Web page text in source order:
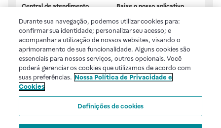
Central de atendimento
frequentes ou fale com a
gente.
Baixe o nosso aplicativo
benefícios exclusivos!
Uma empresa
Voltar ao topo
Durante sua navegação, podemos utilizar cookies para:
confirmar sua identidade; personalizar seu acesso; e
acompanhar a utilização de nossos websites, visando o
aprimoramento de sua funcionalidade. Alguns cookies são
essenciais para nossos serviços, outros opcionais. Você
poderá gerenciar os cookies que utilizamos de acordo com
suas preferências. Nossa Política de Privacidade e
Cookies
Definições de cookies